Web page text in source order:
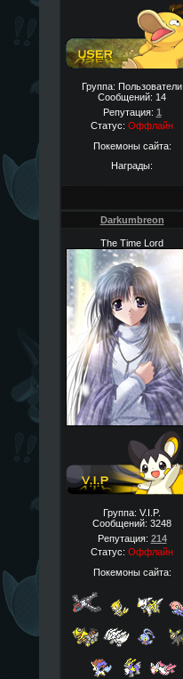
Группа: Пользователи
Сообщений: 14
Репутация: 1
Статус: Оффлайн
Покемоны сайта:
Награды:
Darkumbreon
The Time Lord
Группа: V.I.P.
Сообщений: 3248
Репутация: 214
Статус: Оффлайн
Покемоны сайта: